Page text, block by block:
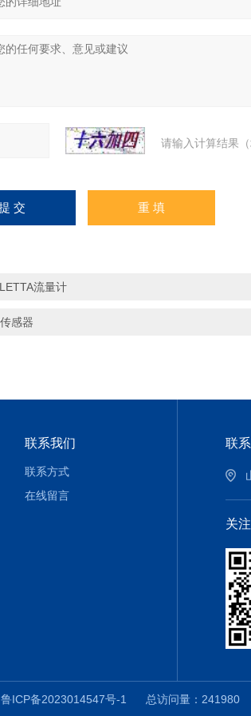
请输入计算结果
流量计
感器
联系我们
联系方式
在线留言
联
关
ICP备2023014547号-1 总访问量：